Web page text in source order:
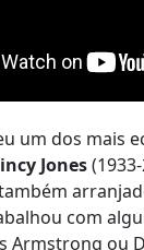
um dos mais
Jones
com
Armstrong ou